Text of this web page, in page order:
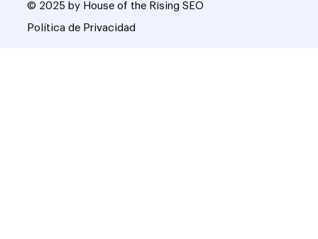
© 2025 by House of the Rising SEO
Política de Privacidad